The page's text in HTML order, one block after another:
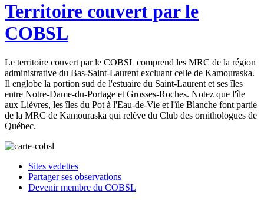
Territoire couvert par le
COBSL
Le territoire couvert par le COBSL comprend les MRC de la région
administrative du Bas-Saint-Laurent excluant celle de Kamouraska.
Il englobe la portion sud de l'estuaire du Saint-Laurent et ses îles
entre Notre-Dame-du-Portage et Grosses-Roches. Notez que l'île
aux Lièvres, les îles du Pot à l'Eau-de-Vie et l'île Blanche font partie
de la MRC de Kamouraska qui relève du Club des ornithologues de
Québec.
Sites vedettes
Partager ses observations
Devenir membre du COBSL